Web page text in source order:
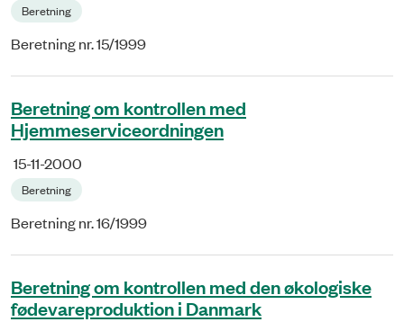
Beretning
Beretning nr. 15/1999
Beretning om kontrollen med
Hjemmeserviceordningen
15-11-2000
Beretning
Beretning nr. 16/1999
Beretning om kontrollen med den økologiske
fødevareproduktion i Danmark